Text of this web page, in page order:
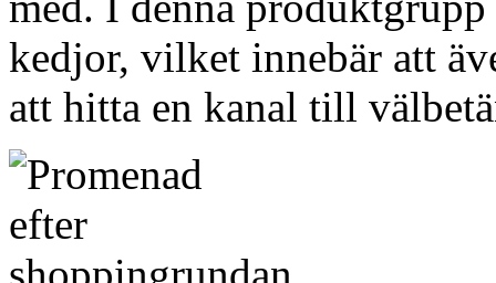
kedjor, vilket innebär att
att hitta en kanal till